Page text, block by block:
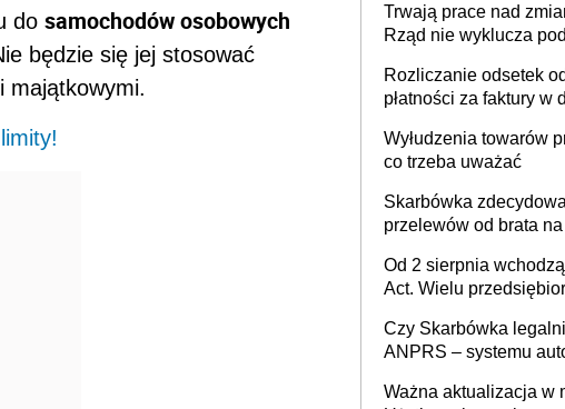
do samochodów osobowych
będzie się jej stosować
majątkowymi.
Trwają prace nad
Rząd nie wyklucza
Rozliczanie odsetek
płatności za faktury w
Wyłudzenia towarów
co trzeba uważać
Skarbówka
przelewów od brata
darowizna, ale
Od 2 sierpnia
Act. Wielu
Czy Skarbówka
ANPRS – systemu
pojazdów z kamer
Ważna aktualizacja w